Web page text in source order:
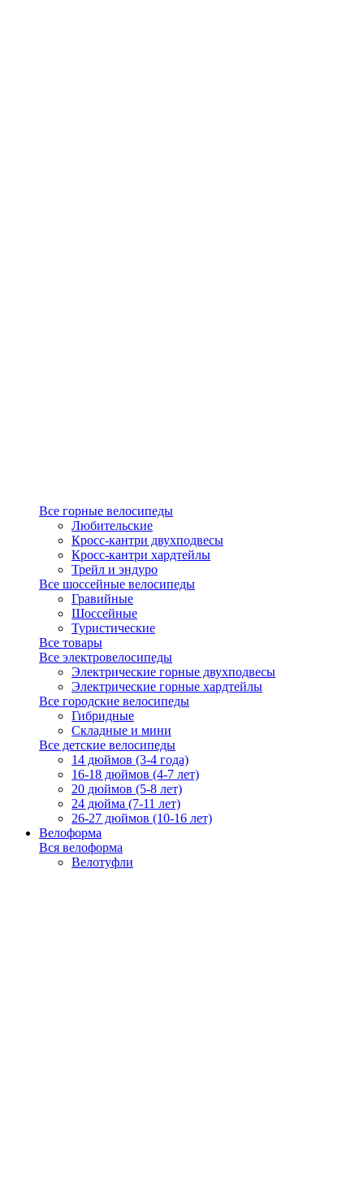
Все горные велосипеды
Любительские
Кросс-кантри двухподвесы
Кросс-кантри хардтейлы
Трейл и эндуро
Все шоссейные велосипеды
Гравийные
Шоссейные
Туристические
Все товары
Все электровелосипеды
Электрические горные двухподвесы
Электрические горные хардтейлы
Все городские велосипеды
Гибридные
Складные и мини
Все детские велосипеды
14 дюймов (3-4 года)
16-18 дюймов (4-7 лет)
20 дюймов (5-8 лет)
24 дюйма (7-11 лет)
26-27 дюймов (10-16 лет)
Велоформа
Вся велоформа
Велотуфли